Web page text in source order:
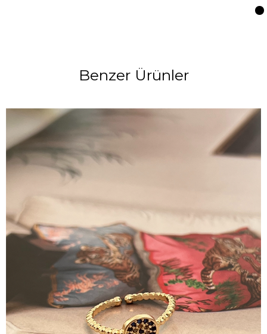
Benzer Ürünler